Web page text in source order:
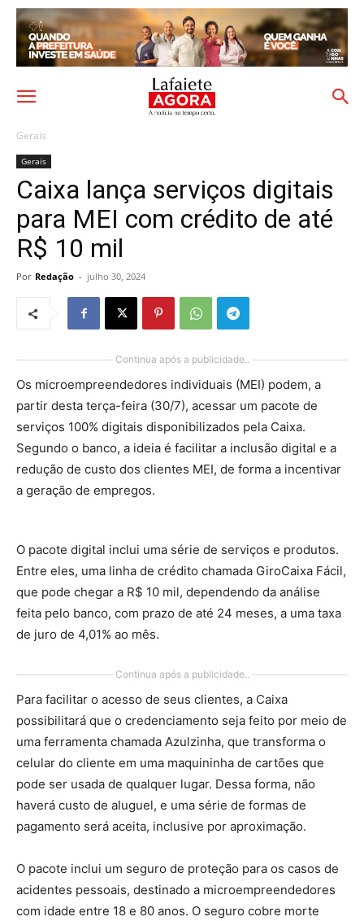
Gerais
Gerais
Caixa lança serviços digitais
para MEI com crédito de até
R$ 10 mil
Por Redação - julho 30, 2024
Continua após a publicidade..
Os microempreendedores individuais (MEI) podem, a
partir desta terça-feira (30/7), acessar um pacote de
serviços 100% digitais disponibilizados pela Caixa.
Segundo o banco, a ideia é facilitar a inclusão digital e a
redução de custo dos clientes MEI, de forma a incentivar
a geração de empregos.
O pacote digital inclui uma série de serviços e produtos.
Entre eles, uma linha de crédito chamada GiroCaixa Fácil,
que pode chegar a R$ 10 mil, dependendo da análise
feita pelo banco, com prazo de até 24 meses, a uma taxa
de juro de 4,01% ao mês.
Continua após a publicidade..
Para facilitar o acesso de seus clientes, a Caixa
possibilitará que o credenciamento seja feito por meio de
uma ferramenta chamada Azulzinha, que transforma o
celular do cliente em uma maquininha de cartões que
pode ser usada de qualquer lugar. Dessa forma, não
haverá custo de aluguel, e uma série de formas de
pagamento será aceita, inclusive por aproximação.
O pacote inclui um seguro de proteção para os casos de
acidentes pessoais, destinado a microempreendedores
com idade entre 18 e 80 anos. O seguro cobre morte